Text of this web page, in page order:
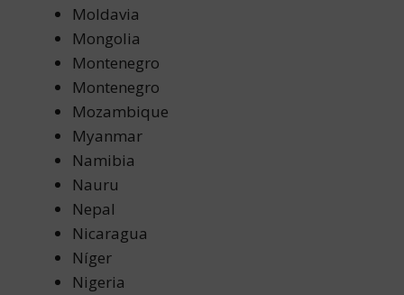
Moldavia
Mongolia
Montenegro
Montenegro
Mozambique
Myanmar
Namibia
Nauru
Nepal
Nicaragua
Níger
Nigeria